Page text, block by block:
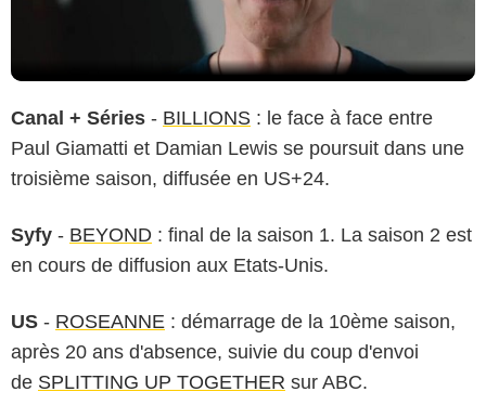
Canal + Séries - BILLIONS : le face à face entre
Paul Giamatti et Damian Lewis se poursuit dans une
troisième saison, diffusée en US+24.
Syfy - BEYOND : final de la saison 1. La saison 2 est
en cours de diffusion aux Etats-Unis.
US - ROSEANNE : démarrage de la 10ème saison,
après 20 ans d'absence, suivie du coup d'envoi
de SPLITTING UP TOGETHER sur ABC.